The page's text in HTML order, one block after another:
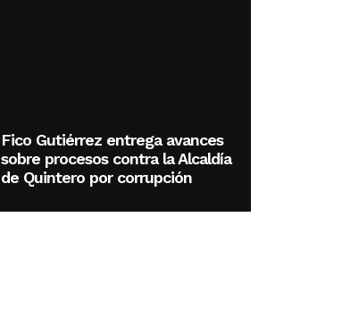
Fico Gutiérrez entrega avances
sobre procesos contra la Alcaldía
de Quintero por corrupción